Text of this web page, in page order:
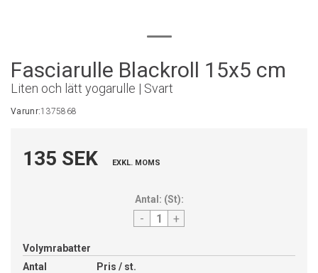
Fasciarulle Blackroll 15x5 cm
Liten och lätt yogarulle | Svart
Varunr:1375868
135 SEK EXKL. MOMS
Antal: (St):
- +
Volymrabatter
Antal
Pris / st.